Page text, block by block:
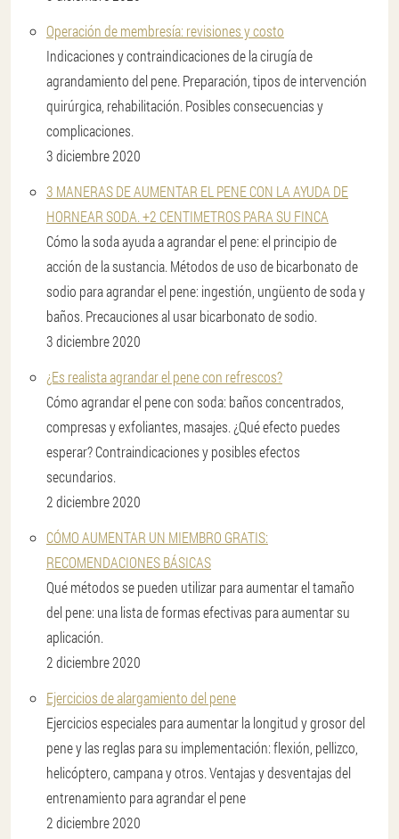
Operación de membresía: revisiones y costo
Indicaciones y contraindicaciones de la cirugía de
agrandamiento del pene. Preparación, tipos de intervención
quirúrgica, rehabilitación. Posibles consecuencias y
complicaciones.
3 diciembre 2020
3 MANERAS DE AUMENTAR EL PENE CON LA AYUDA DE
HORNEAR SODA. +2 CENTIMETROS PARA SU FINCA
Cómo la soda ayuda a agrandar el pene: el principio de
acción de la sustancia. Métodos de uso de bicarbonato de
sodio para agrandar el pene: ingestión, ungüento de soda y
baños. Precauciones al usar bicarbonato de sodio.
3 diciembre 2020
¿Es realista agrandar el pene con refrescos?
Cómo agrandar el pene con soda: baños concentrados,
compresas y exfoliantes, masajes. ¿Qué efecto puedes
esperar? Contraindicaciones y posibles efectos
secundarios.
2 diciembre 2020
CÓMO AUMENTAR UN MIEMBRO GRATIS:
RECOMENDACIONES BÁSICAS
Qué métodos se pueden utilizar para aumentar el tamaño
del pene: una lista de formas efectivas para aumentar su
aplicación.
2 diciembre 2020
Ejercicios de alargamiento del pene
Ejercicios especiales para aumentar la longitud y grosor del
pene y las reglas para su implementación: flexión, pellizco,
helicóptero, campana y otros. Ventajas y desventajas del
entrenamiento para agrandar el pene
2 diciembre 2020